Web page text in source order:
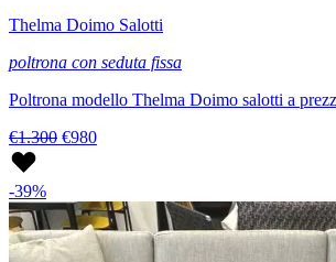
Thelma Doimo Salotti
poltrona con seduta fissa
Poltrona modello Thelma Doimo salotti a
€1.300 €980
-39%